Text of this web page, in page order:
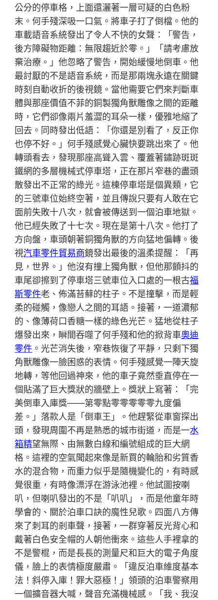
公分的停車格，上面還灑著一層可疑的白色粉
末。何手殘深吸一口氣。將車子打了倒檔。他的
車載語音系統發出了令人不快的女聲：「警告，
後方障礙物距離：無限趨近於零。」「請考慮放
棄治療。」他忽略了警告，開始緩慢地倒車。他
最討厭的不是語音系統，而是那兩塊永遠在關鍵
時刻自動收折的後視鏡。當他需要它們來判斷車
體與那座價值不菲的銅製獨角獸雕像之間的距離
時，它們卻像兩片羞澀的耳朵一樣，優雅地縮了
回去。同時發出低語：「你還是別看了，反正你
也停不好。」何手殘感覺心臟快要跳出來了。他
轉頭看去，發現那座高聳入雲、覆蓋著鏽跡斑斑
鐵網的多層機械式停車塔，正在那片窄巷的盡頭
散發出不正常的綠光。這棟停車塔是個異類，它
的三號車位始終空著，並且傳說只要有人敢在它
面前失敗十八次，就會被傳送到一個泊車地獄。
他已經失敗了十七次。現在是第十八次。他打了
方向盤，車頭朝著銅獨角獸的方向猛地偏轉。後
視汽車零件貿易商鏡發出最後的溫柔提醒：「再
見，世界。」他沒有撞上獨角獸，但他那顫抖的
車尾卻擦到了停車塔三號車位入口處的一根古福
斯零件老、佈滿苔蘚的柱子。不是撞擊，而是輕
柔的碰觸，像戀人之間的耳語。接著，一道濃郁
的、像薄荷口香糖一樣的綠色光芒。猛地從柱子
爆發出來，瞬間吞噬了何手殘和他的掀背車奧迪
零件 。光芒消失後，窄巷恢復了平靜，只剩下獨
角獸雕像一臉困惑的表情。何手殘感覺一陣天旋
地轉，等他回過神來，他的車子竟然垂直停在一
個貼滿了巨大獎狀的牆壁上。獎狀上寫著：「完
美倒車入庫獎——第零點零零零零零九度偏
差。」落款人是「倒車王」。他趕緊從車窗探出
頭，發現周圍不再是熟悉的城市街道，而是一水
箱精望無際、由無數白線和編號組成的巨大網
格。這裡的空氣聞起來像是新買的輪胎和劣質香
水的混合物，而重力似乎是隨機變化的，有時感
覺很重，有時像漂浮在游泳池裡。他試圖按喇
叭，但喇叭發出的不是「叭叭」，而是他童年時
學會的、關於泊車口訣的魔性兒歌。四面八方傳
來了刺耳的剎車聲，接著，一群穿著反光背心和
戴著白色安全帽的人朝他衝來。這些人手裡拿的
不是警棍，而是長長的測量尺和巨大的電子角度
儀，臉上的表情極度嚴肅。「違反泊車維度基本
法！斜停入庫！罪大惡極！」領頭的泊車警察用
一個擴音器大喊，聲音充滿機械感。「我、我沒